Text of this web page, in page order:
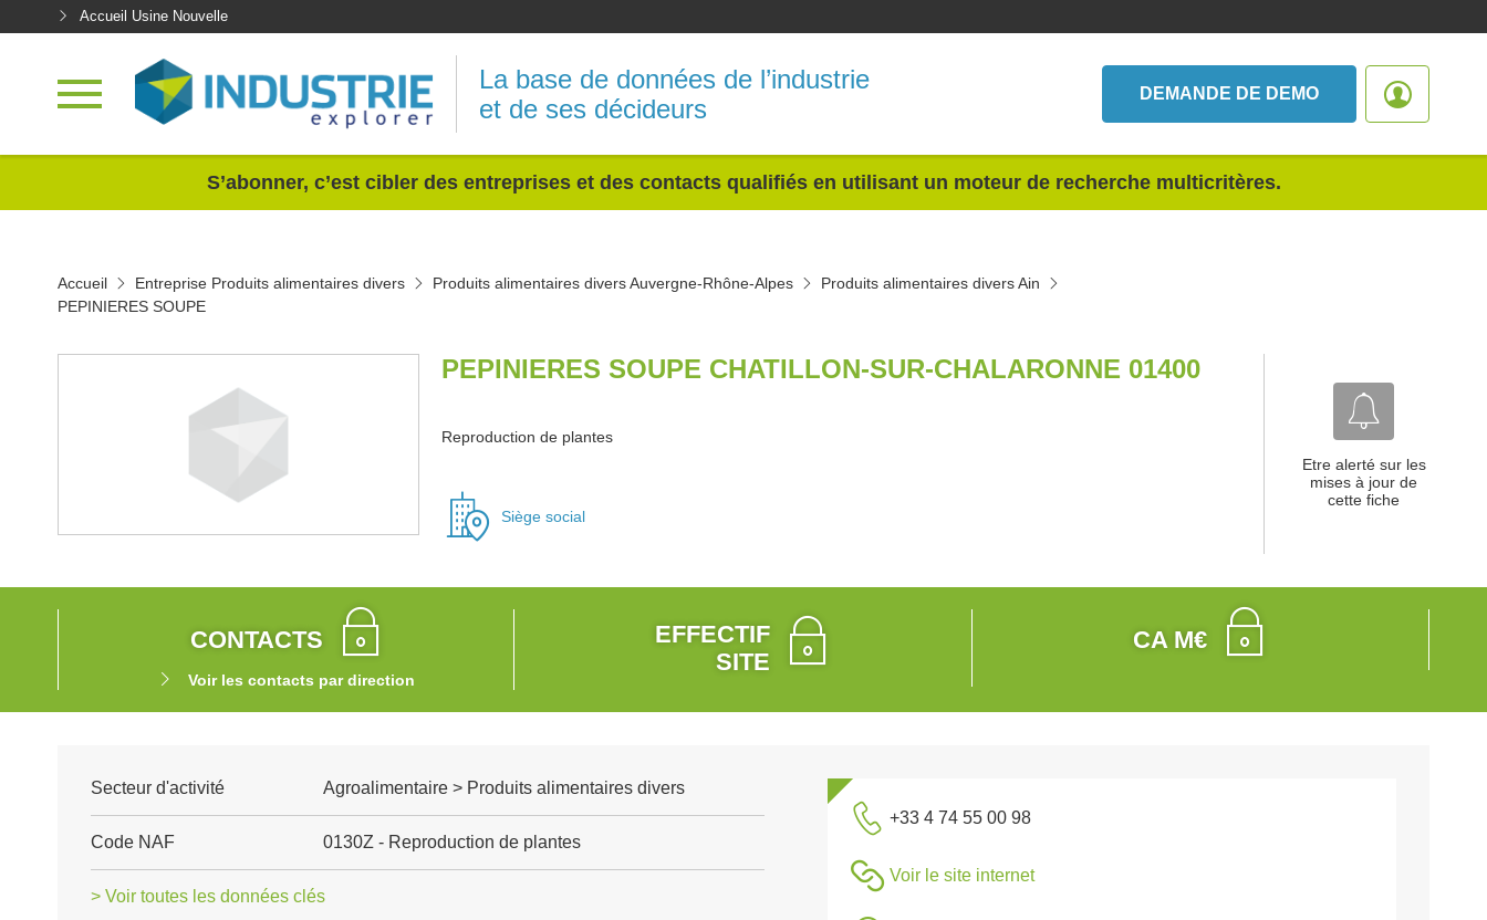
Accueil Usine Nouvelle
La base de données de l’industrie
et de ses décideurs
DEMANDE DE DEMO
S’abonner, c’est cibler des entreprises et des contacts qualifiés en utilisant un moteur de recherche multicritères.
Accueil Entreprise Produits alimentaires divers Produits alimentaires divers Auvergne-Rhône-Alpes
Produits alimentaires divers Ain
PEPINIERES SOUPE
PEPINIERES SOUPE CHATILLON-SUR-CHALARONNE 01400
Reproduction de plantes
Siège social
Etre alerté sur les
mises à jour de
cette fiche
CONTACTS
Voir les contacts par direction
EFFECTIF
SITE
CA M€
Secteur d'activité Agroalimentaire > Produits alimentaires divers
Code NAF 0130Z - Reproduction de plantes
> Voir toutes les données clés
+33 4 74 55 00 98
Voir le site internet